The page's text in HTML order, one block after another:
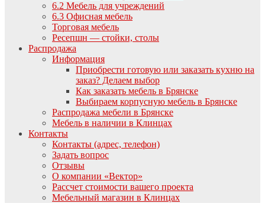
6.2 Мебель для учреждений
6.3 Офисная мебель
Торговая мебель
Ресепшн — стойки, столы
Распродажа
Информация
Приобрести готовую или заказать кухню на
заказ? Делаем выбор
Как заказать мебель в Брянске
Выбираем корпусную мебель в Брянске
Распродажа мебели в Брянске
Мебель в наличии в Клинцах
Контакты
Контакты (адрес, телефон)
Задать вопрос
Отзывы
О компании «Вектор»
Рассчет стоимости вашего проекта
Мебельный магазин в Клинцах